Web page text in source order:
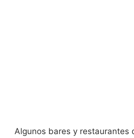
Algunos bares y restaurantes